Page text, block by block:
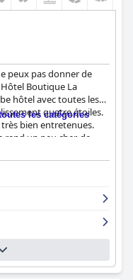
peux pas donner de
Boutique La
hôtel avec toutes les
quatre étoiles.
bien entretenues.
un peu cher, de
vaut chaque centime.
pour séjourner, que ce
explorer la région.
choix pour ceux
de haute qualité.
les catégories